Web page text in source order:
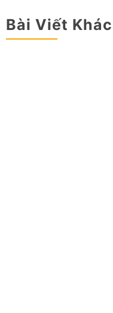
Bài Viết Khác